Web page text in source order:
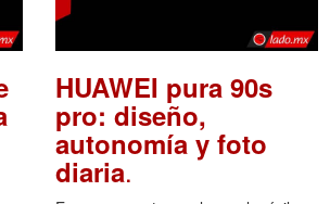
HUAWEI pura 90s
pro: diseño,
autonomía y foto
diaria.